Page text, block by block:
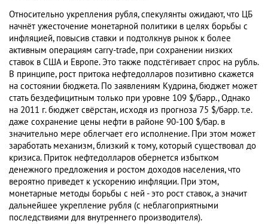
Относительно укрепления рубля, спекулянты ожидают, что ЦБ
начнёт ужесточение монетарной политики в целях борьбы с
инфляцией, повысив ставки и подтолкнув рынок к более
активным операциям carry-trade, при сохранении низких
ставок в США и Европе. Это также подстёгивает спрос на рубль.
В принципе, рост притока нефтедолларов позитивно скажется
на состоянии бюджета. По заявлениям Кудрина, бюджет может
стать бездефицитным только при уровне 109 $/барр., Однако
на 2011 г. бюджет свёрстан, исходя из прогноза 75 $/барр. т.е.
даже сохранение цены нефти в районе 90-100 $/бар. в
значительно мере облегчает его исполнение. При этом может
заработать механизм, близкий к тому, который существовал до
кризиса. Приток нефтедолларов обернется избытком
денежного предложения и ростом доходов населения, что
вероятно приведет к ускорению инфляции. При этом,
монетарные методы борьбы с ней - это рост ставок, а значит
дальнейшее укрепление рубля (с неблагоприятными
последствиями для внутреннего производителя).